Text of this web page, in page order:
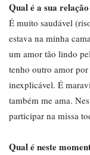
Qual é a sua
É muito saudável
estava na minha
um amor tão lindo
tenho outro amor
inexplicável. É
também me ama.
participar na missa
Qual é neste